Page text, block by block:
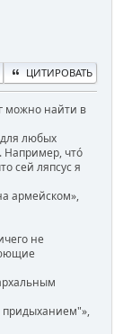
ЦИТИРОВАТЬ
можно найти в
любых
Например, чтó
сей ляпсус я
армейском»,
не
придыханием"»,